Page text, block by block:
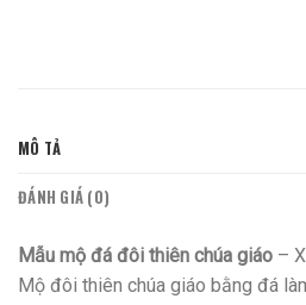
MÔ TẢ
ĐÁNH GIÁ (0)
Mẫu mộ đá đôi thiên chúa giáo –
Mộ đôi thiên chúa giáo bằng đá